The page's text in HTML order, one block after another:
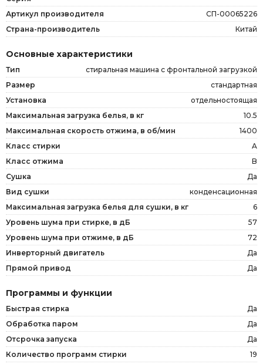
Артикул производителя
СП-00065226
Страна-производитель
Китай
Основные характеристики
Тип
стиральная машина с фронтальной загрузкой
Размер
стандартная
Установка
отдельностоящая
Максимальная загрузка белья, в кг
10.5
Максимальная скорость отжима, в об/мин
1400
Класс стирки
A
Класс отжима
B
Сушка
Да
Вид сушки
конденсационная
Максимальная загрузка белья для сушки, в кг
6
Уровень шума при стирке, в дБ
57
Уровень шума при отжиме, в дБ
72
Инверторный двигатель
Да
Прямой привод
Да
Программы и функции
Быстрая стирка
Да
Обработка паром
Да
Отсрочка запуска
Да
Количество программ стирки
19